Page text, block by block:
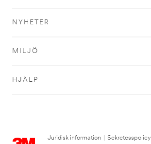
NYHETER
MILJÖ
HJÄLP
Juridisk information Sekretesspolicy